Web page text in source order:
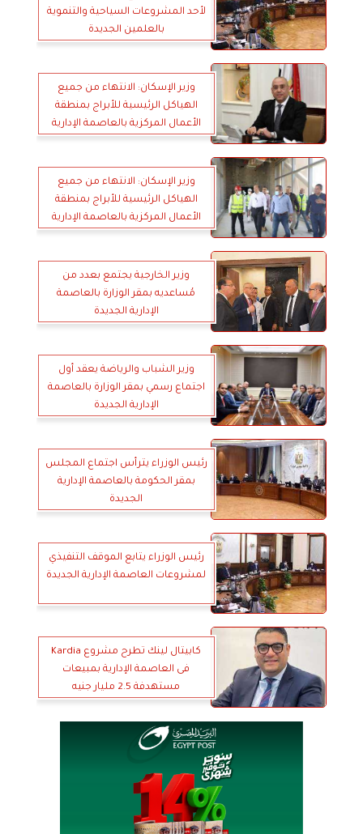
لأحد المشروعات السياحية والتنموية
بالعلمين الجديدة
وزير الإسكان: الانتهاء من جميع
الهياكل الرئيسية للأبراج بمنطقة
الأعمال المركزية بالعاصمة الإدارية
وزير الإسكان: الانتهاء من جميع
الهياكل الرئيسية للأبراج بمنطقة
الأعمال المركزية بالعاصمة الإدارية
وزير الخارجية يجتمع بعدد من
مُساعديه بمقر الوزارة بالعاصمة
الإدارية الجديدة
وزير الشباب والرياضة يعقد أول
اجتماع رسمي بمقر الوزارة بالعاصمة
الإدارية الجديدة
رئيس الوزراء يترأس اجتماع المجلس
بمقر الحكومة بالعاصمة الإدارية
الجديدة
رئيس الوزراء يتابع الموقف التنفيذي
لمشروعات العاصمة الإدارية الجديدة
كابيتال لينك تطرح مشروع Kardia
فى العاصمة الإدارية بمبيعات
مستهدفة 2.5 مليار جنيه